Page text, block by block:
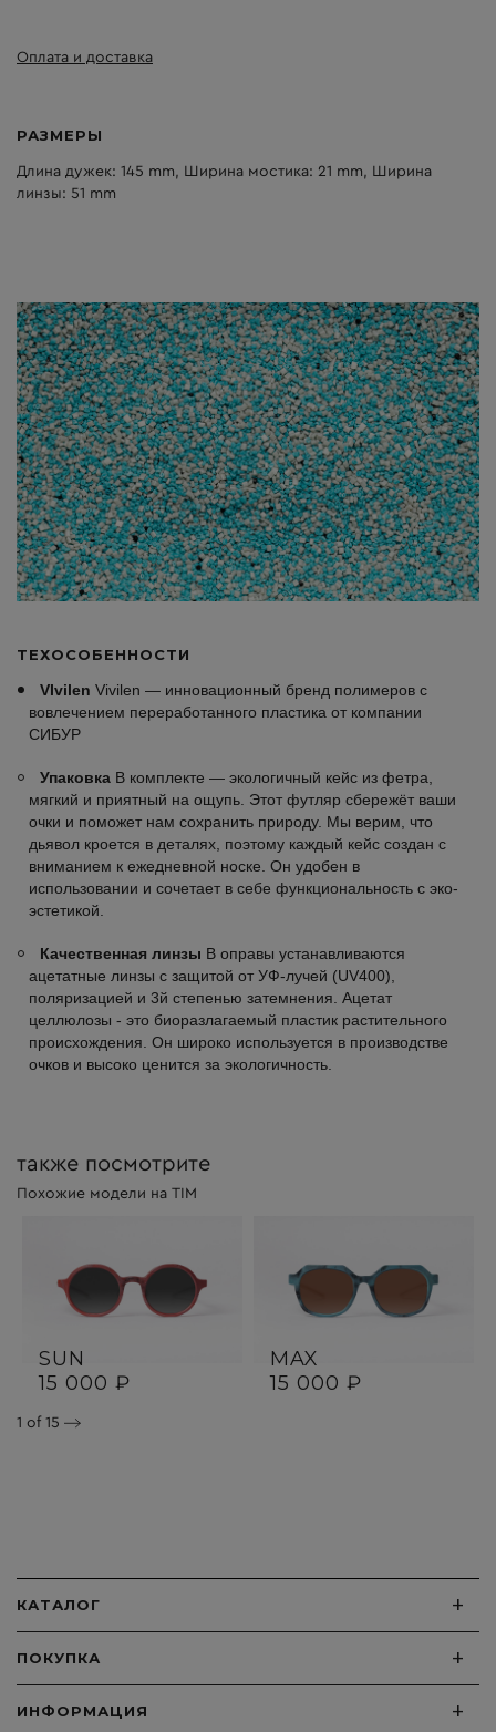
Оплата и доставка
РАЗМЕРЫ
Длина дужек: 145 mm, Ширина мостика: 21 mm, Ширина
линзы: 51 mm
ТЕХОСОБЕННОСТИ
VIvilen Vivilen — инновационный бренд полимеров с
вовлечением переработанного пластика от компании
СИБУР
Упаковка В комплекте — экологичный кейс из фетра,
мягкий и приятный на ощупь. Этот футляр сбережёт ваши
очки и поможет нам сохранить природу. Мы верим, что
дьявол кроется в деталях, поэтому каждый кейс создан с
вниманием к ежедневной носке. Он удобен в
использовании и сочетает в себе функциональность с эко-
эстетикой.
Качественная линзы В оправы устанавливаются
ацетатные линзы с защитой от УФ-лучей (UV400),
поляризацией и 3й степенью затемнения. Ацетат
целлюлозы - это биоразлагаемый пластик растительного
происхождения. Он широко используется в производстве
очков и высоко ценится за экологичность.
также посмотрите
Похожие модели на TIM
SUN
15 000 ₽
MAX
15 000 ₽
1 of 15
КАТАЛОГ +
ПОКУПКА +
ИНФОРМАЦИЯ +